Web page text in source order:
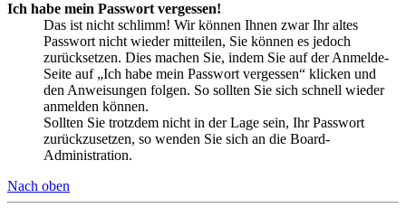
Ich habe mein Passwort vergessen!
Das ist nicht schlimm! Wir können Ihnen zwar Ihr altes
Passwort nicht wieder mitteilen, Sie können es jedoch
zurücksetzen. Dies machen Sie, indem Sie auf der Anmelde-
Seite auf „Ich habe mein Passwort vergessen“ klicken und
den Anweisungen folgen. So sollten Sie sich schnell wieder
anmelden können.
Sollten Sie trotzdem nicht in der Lage sein, Ihr Passwort
zurückzusetzen, so wenden Sie sich an die Board-
Administration.
Nach oben